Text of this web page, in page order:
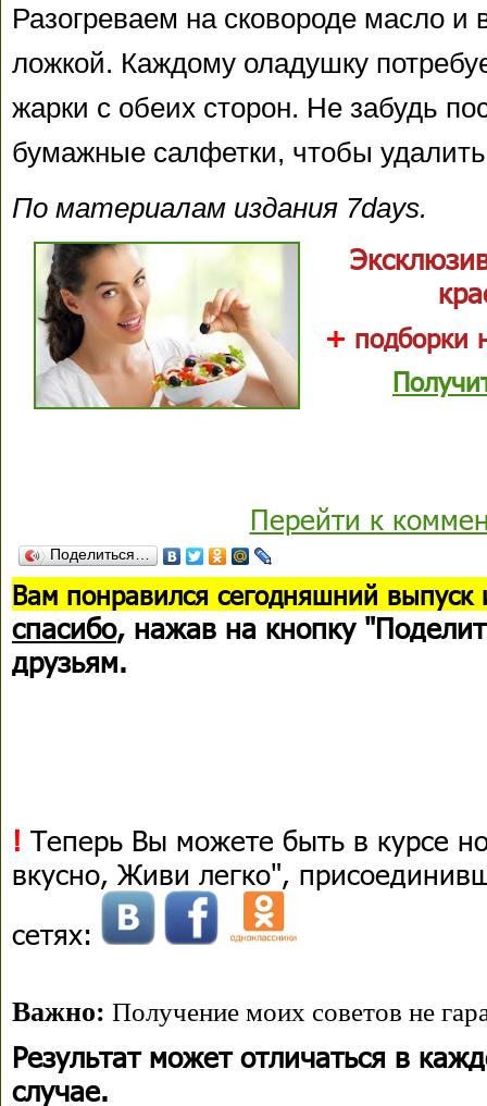
Разогреваем на сковороде масло и
ложкой. Каждому оладушку
жарки с обеих сторон. Не забудь
бумажные салфетки, чтобы
По материалам издания 7days.
+ подборки
Перейти к
Поделиться…
Вам понравился сегодняшний выпуск
спасибо, нажав на кнопку
друзьям.
! Теперь Вы можете быть в курсе
вкусно, Живи легко",
сетях:
Важно: Получение моих советов не
Результат может отличаться в
случае.